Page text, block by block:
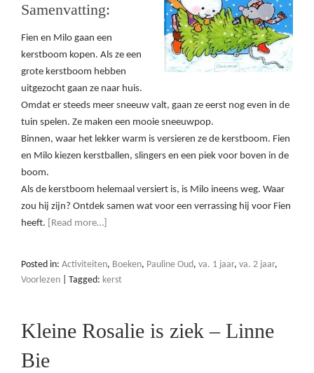
Samenvatting:
Fien en Milo gaan een
kerstboom kopen. Als ze een
grote kerstboom hebben
uitgezocht gaan ze naar huis.
Omdat er steeds meer sneeuw valt, gaan ze eerst nog even in de
tuin spelen. Ze maken een mooie sneeuwpop.
Binnen, waar het lekker warm is versieren ze de kerstboom. Fien
en Milo kiezen kerstballen, slingers en een piek voor boven in de
boom.
Als de kerstboom helemaal versiert is, is Milo ineens weg. Waar
zou hij zijn? Ontdek samen wat voor een verrassing hij voor Fien
heeft.
[Read more…]
Posted in: Activiteiten, Boeken, Pauline Oud, va. 1 jaar, va. 2 jaar,
Voorlezen
Tagged: kerst
Kleine Rosalie is ziek – Linne
Bie